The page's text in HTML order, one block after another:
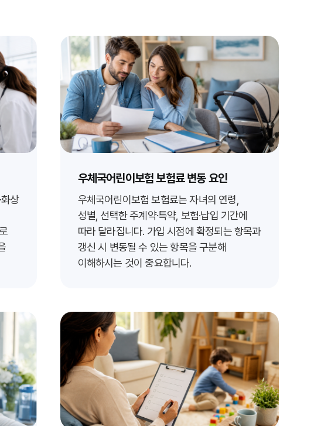
상
우체국어린이보험 보험료 변동 요인
우체국어린이보험 보험료는 자녀의 연령,
성별, 선택한 주계약·특약, 보험·납입 기간에
따라 달라집니다. 가입 시점에 확정되는 항목과
갱신 시 변동될 수 있는 항목을 구분해
이해하시는 것이 중요합니다.